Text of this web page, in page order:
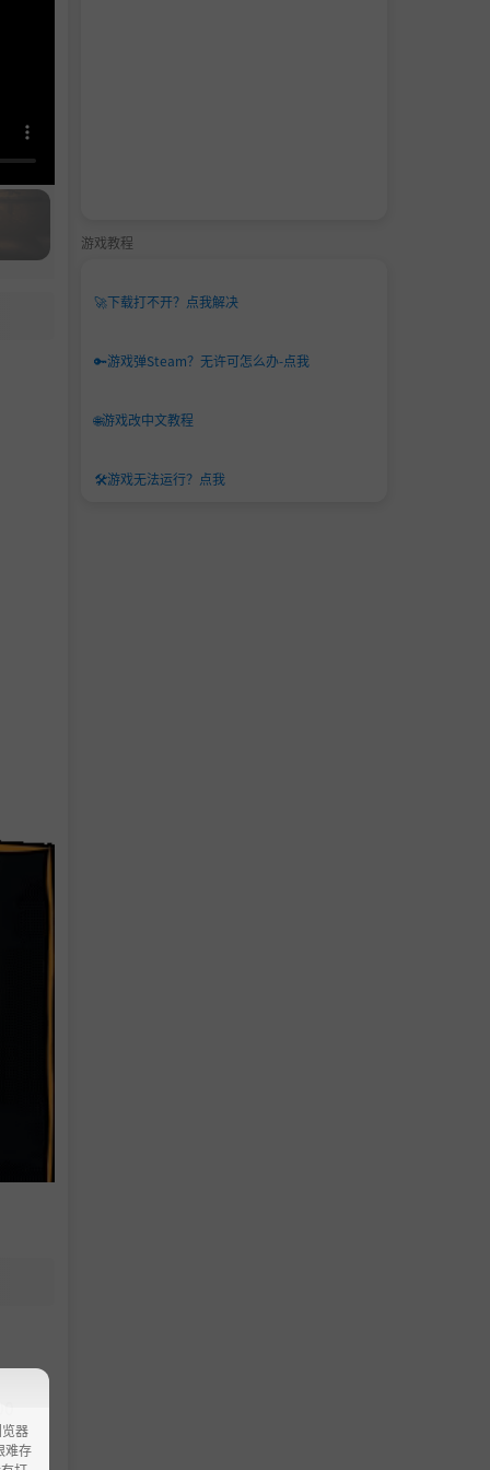
游戏教程
🚀下载打不开？点我解决
🔑游戏弹Steam？无许可怎么办-点我
🌐游戏改中文教程
🛠️游戏无法运行？点我
器
难存